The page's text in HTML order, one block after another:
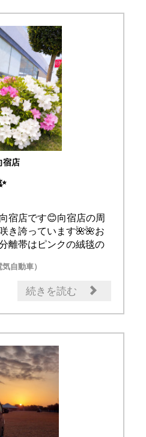
宿店
宿店です😊向宿店の周
き誇っています🌺🌺お
離帯はピンクの絨毯の
自動車）
コンパクトカー
続きを読む